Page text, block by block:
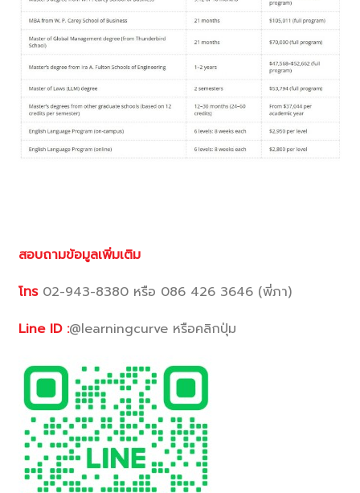
สอบถามข้อมูลเพิ่มเติม
โทร 02-943-8380 หรือ 086 426 3646 (พี่ภา)
Line ID :@learningcurve หรือคลิกปุ่ม